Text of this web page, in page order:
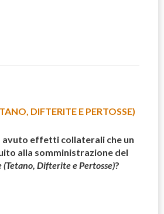
DIFTERITE E PERTOSSE)
avuto effetti collaterali che un
alla somministrazione del
(Tetano, Difterite e Pertosse)?